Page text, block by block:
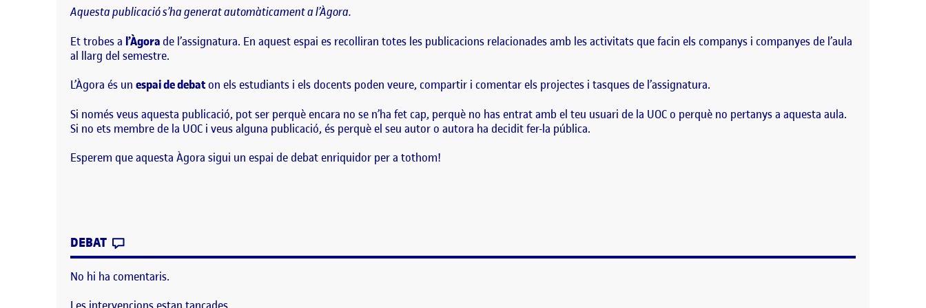
Aquesta publicació s’ha generat automàticament a l’Àgora.
Et trobes a l’Àgora de l’assignatura. En aquest espai es recolliran totes les publicacions relacionades amb les activitats que facin els companys i companyes de l’aula
al llarg del semestre.
L’Àgora és un espai de debaton els estudiants i els docents poden veure, compartir i comentar els projectes i tasques de l’assignatura.
Si només veus aquesta publicació, pot ser perquè encara no se n’ha fet cap, perquè no has entrat amb el teu usuari de la UOC o perquè no pertanys a aquesta aula.
Si no ets membre de la UOC i veus alguna publicació, és perquè el seu autor o autora ha decidit fer-la pública.
Esperem que aquesta Àgora sigui un espai de debat enriquidor per a tothom!
DEBAT
No hi ha comentaris.